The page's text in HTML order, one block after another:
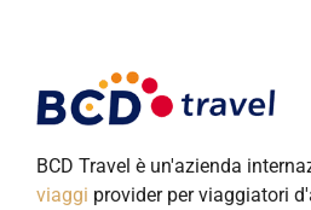
BCD Travel è un'azienda
viaggi provider per viaggiatori